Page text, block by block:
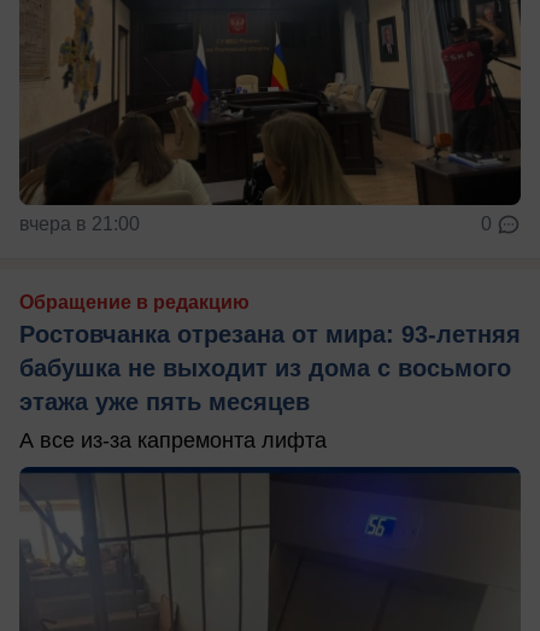
вчера в 21:00 0
Обращение в редакцию
Ростовчанка отрезана от мира: 93-летняя
бабушка не выходит из дома с восьмого
этажа уже пять месяцев
А все из-за капремонта лифта